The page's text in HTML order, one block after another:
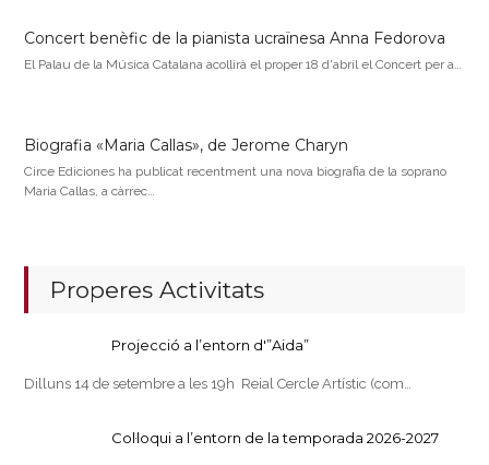
Concert benèfic de la pianista ucraïnesa Anna Fedorova
El Palau de la Música Catalana acollirà el proper 18 d'abril el Concert per a…
Biografia «Maria Callas», de Jerome Charyn
Circe Ediciones ha publicat recentment una nova biografia de la soprano
Maria Callas, a càrrec…
Properes Activitats
Projecció a l’entorn d'”Aida”
Dilluns 14 de setembre a les 19h Reial Cercle Artístic (com…
Col·loqui a l’entorn de la temporada 2026-2027